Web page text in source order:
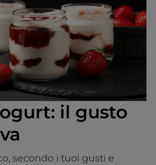
il gusto
secondo i tuoi gusti e